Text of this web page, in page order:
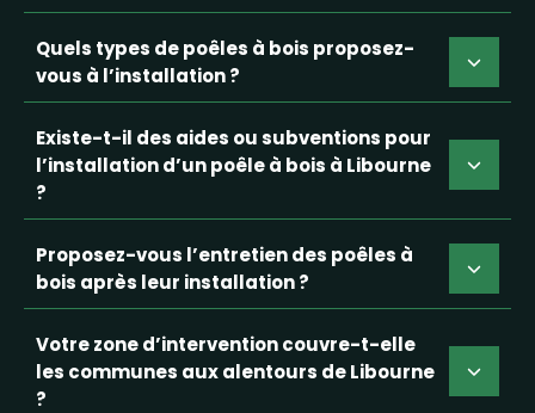
Quels types de poêles à bois proposez-
vous à l’installation ?
Existe-t-il des aides ou subventions pour
l’installation d’un poêle à bois à Libourne
?
Proposez-vous l’entretien des poêles à
bois après leur installation ?
Votre zone d’intervention couvre-t-elle
les communes aux alentours de Libourne
?